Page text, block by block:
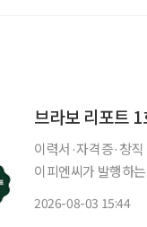
브라보 리포트
이력서·자격증·창직
이피엔씨가 발행하
2026-08-03 15:44